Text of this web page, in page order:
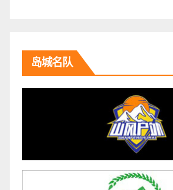
岛城名队